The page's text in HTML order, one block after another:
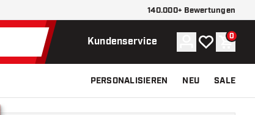
140.000+ Bewertungen
Kundenservice Konto
Meine 0
PERSONALISIEREN NEU SALE